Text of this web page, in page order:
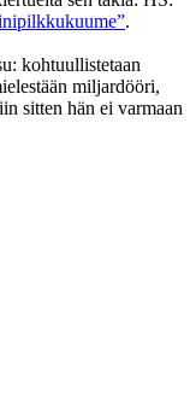
.
kohtuullistetaan
miljardööri,
sitten hän ei varmaan